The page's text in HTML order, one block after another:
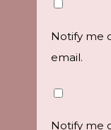
Notify me
email.
Notify me